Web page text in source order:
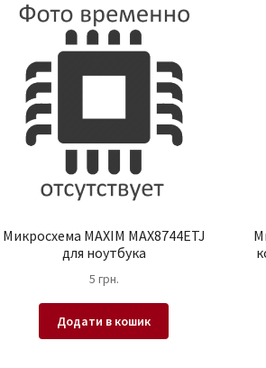
Микросхема MAXIM MAX8744ETJ
для ноутбука
5 грн.
Додати в кошик